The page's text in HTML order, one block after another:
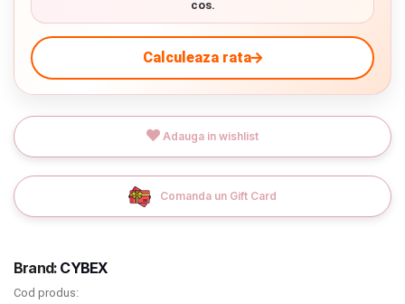
Termeni si conditii
Politica de confidentialitate
Modalitati de plata
Politica de livrare si retur
Formular de retur
Instalare scaune/scoici auto
cos.
Calculeaza rata
Adauga in wishlist
Comanda un Gift Card
Brand: CYBEX
Cod produs:
9.305 lei
TVA inclus
Livrare prin curier in Romania si in Uniunea
Europeana. Toate comenzile sunt expediate din
Detalii